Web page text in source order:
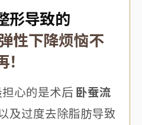
形导致的
性下降烦恼不
！
心的是术后 卧蚕流
及过度去除脂肪导致